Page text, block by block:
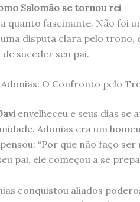
Salomão se tornou rei
quanto fascinante. Não foi
disputa clara pelo trono,
suceder seu pai.
O Confronto pelo
envelheceu e seus dias se
Adonias era um
“Por que não faço ser
pai, ele começou a se
conquistou aliados